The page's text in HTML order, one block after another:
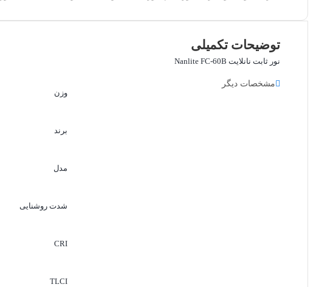
توضیحات تکمیلی
نور ثابت نانلایت Nanlite FC-60B
مشخصات دیگر
وزن
برند
مدل
شدت روشنایی
CRI
TLCI